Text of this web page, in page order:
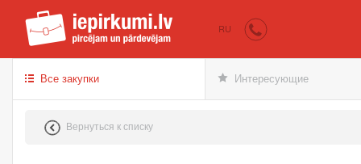
iepirkumi.lv
RU
Все закупки Интересующие
Вернуться к списку